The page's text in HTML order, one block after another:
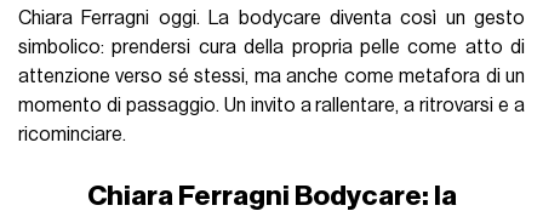
Chiara Ferragni oggi. La bodycare diventa così un gesto
simbolico: prendersi cura della propria pelle come atto di
attenzione verso sé stessi, ma anche come metafora di un
momento di passaggio. Un invito a rallentare, a ritrovarsi e a
ricominciare.
Chiara Ferragni Bodycare: la